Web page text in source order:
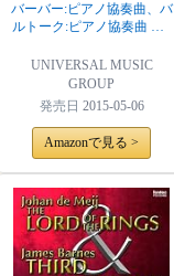
バーバー:ピアノ協奏曲、バ
ルトーク:ピアノ協奏曲 第3
UNIVERSAL MUSIC
GROUP
発売日 2015-05-06
Amazonで見る >